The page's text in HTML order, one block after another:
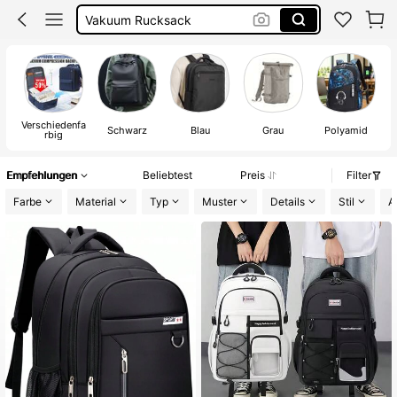
Rucksack Für Reisen
Rucksack Herren
Verschiedenfa
rbig Schwarz Blau Grau Polyamid
Empfehlungen Beliebtest Preis
Filter
Farbe
Material Typ Muster Details Stil